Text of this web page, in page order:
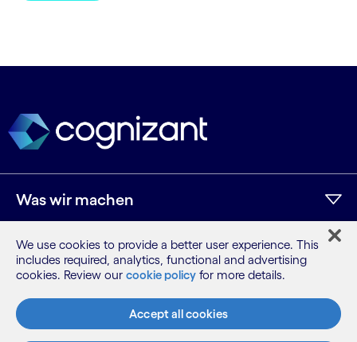
Was wir machen
Wer wir sind
KI und Innovation
We use cookies to provide a better user experience. This
includes required, analytics, functional and advertising
cookies. Review our cookie policy for more details.
Accept all cookies